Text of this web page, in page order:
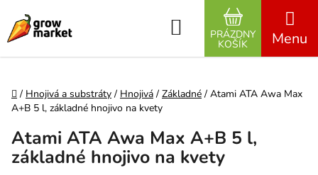
Hľadať
NÁKUPNÝ
PRÁZDNY
KOŠÍK
Domov
/ Hnojivá a substráty / Hnojivá / Základné / Atami ATA Awa Max
A+B 5 l, základné hnojivo na kvety
Atami ATA Awa Max A+B 5 l,
základné hnojivo na kvety